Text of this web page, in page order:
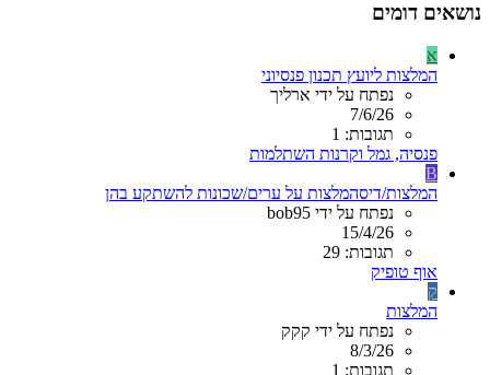
נושאים דומים
א
המלצות ליועץ תכנון פנסיוני
נפתח על ידי ארליך
7/6/26
תגובות: 1
פנסיה, גמל וקרנות השתלמות
B
המלצות/דיסהמלצות על ערים/שכונות להשתקע בהן
נפתח על ידי bob95
15/4/26
תגובות: 29
אוף טופיק
ק
המלצות
נפתח על ידי קקק
8/3/26
תגובות: 1